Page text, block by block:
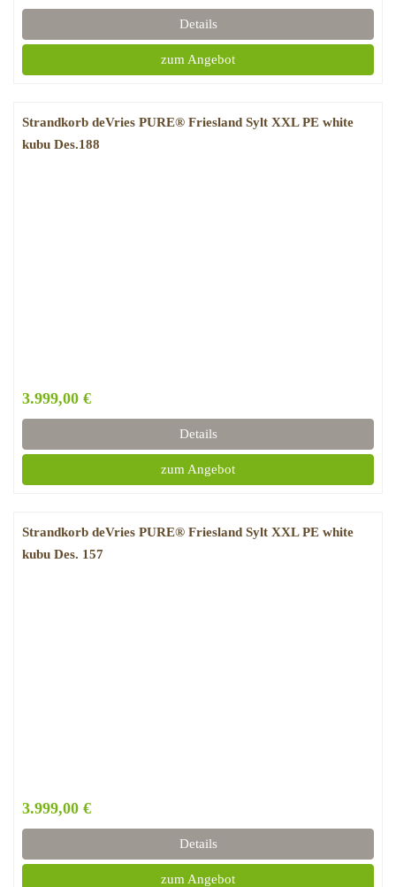
Details
zum Angebot
Strandkorb deVries PURE® Friesland Sylt XXL PE white
kubu Des.188
3.999,00 €
Details
zum Angebot
Strandkorb deVries PURE® Friesland Sylt XXL PE white
kubu Des. 157
3.999,00 €
Details
zum Angebot